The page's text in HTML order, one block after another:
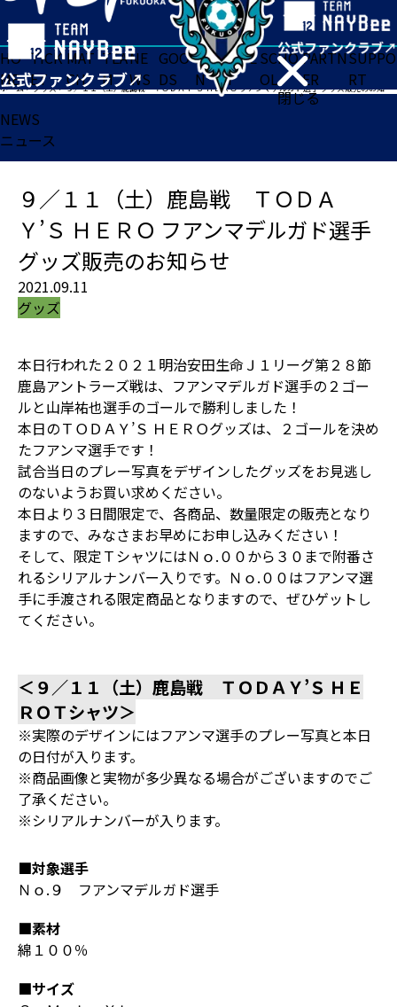
閉じる
HO
ME
TICK
ET
MAT
CH
TEA
M
NE
WS
GOO
DS
FA
N
ACADE
MY
SCHO
OL
PARTN
ER
SUPPO
RT
ホーム>グッズ>９／１１（土）鹿島戦 ＴＯＤＡＹ’Ｓ ＨＥＲＯ フアンマデルガド選手 グッズ販売のお知らせ
NEWS
ニュース
９／１１（土）鹿島戦 ＴＯＤＡ
Ｙ’Ｓ ＨＥＲＯ フアンマデルガド選手
グッズ販売のお知らせ
2021.09.11
グッズ
本日行われた２０２１明治安田生命Ｊ１リーグ第２８節
鹿島アントラーズ戦は、フアンマデルガド選手の２ゴー
ルと山岸祐也選手のゴールで勝利しました！
本日のＴＯＤＡＹ’Ｓ ＨＥＲＯグッズは、２ゴールを決め
たフアンマ選手です！
試合当日のプレー写真をデザインしたグッズをお見逃し
のないようお買い求めください。
本日より３日間限定で、各商品、数量限定の販売となり
ますので、みなさまお早めにお申し込みください！
そして、限定ＴシャツにはＮｏ.００から３０まで附番さ
れるシリアルナンバー入りです。Ｎｏ.００はフアンマ選
手に手渡される限定商品となりますので、ぜひゲットし
てください。
＜９／１１（土）鹿島戦 ＴＯＤＡＹ’Ｓ ＨＥ
ＲＯＴシャツ＞
※実際のデザインにはフアンマ選手のプレー写真と本日
の日付が入ります。
※商品画像と実物が多少異なる場合がございますのでご
了承ください。
※シリアルナンバーが入ります。
■対象選手
Ｎｏ.９ フアンマデルガド選手
■素材
綿１００％
■サイズ